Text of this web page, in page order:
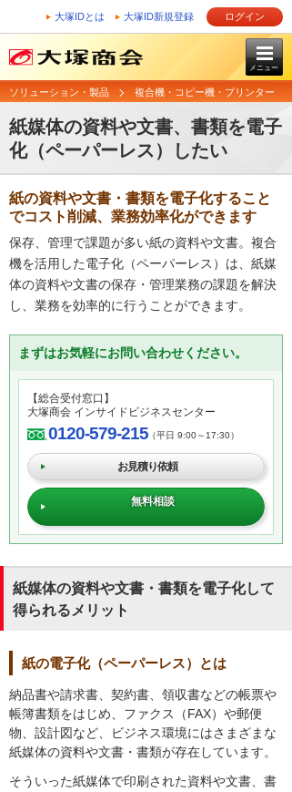
大塚IDとは 大塚ID新規登録 ログイン
メニュー
ソリューション・製品 複合機・コピー機・プリンター
紙媒体の資料や文書、書類を電子
化（ペーパーレス）したい
紙の資料や文書・書類を電子化すること
でコスト削減、業務効率化ができます
保存、管理で課題が多い紙の資料や文書。複合
機を活用した電子化（ペーパーレス）は、紙媒
体の資料や文書の保存・管理業務の課題を解決
し、業務を効率的に行うことができます。
まずはお気軽にお問い合わせください。
【総合受付窓口】
大塚商会 インサイドビジネスセンター
0120-579-215（平日 9:00～17:30）
お見積り依頼
無料相談
紙媒体の資料や文書・書類を電子化して
得られるメリット
紙の電子化（ペーパーレス）とは
納品書や請求書、契約書、領収書などの帳票や
帳簿書類をはじめ、ファクス（FAX）や郵便
物、設計図など、ビジネス環境にはさまざまな
紙媒体の資料や文書・書類が存在しています。
そういった紙媒体で印刷された資料や文書、書